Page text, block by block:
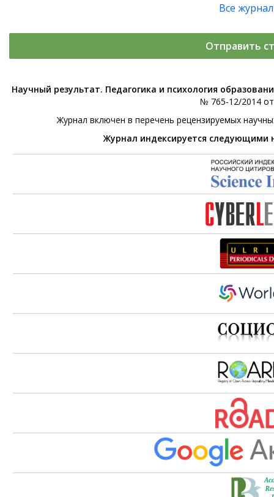
Все
Отправить
Научный результат. Педагогика и психология
№ 765-12/2014
Журнал включен в перечень рецензируемых
Журнал индексируется